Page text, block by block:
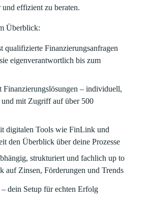
und effizient zu beraten.
Überblick:
qualifizierte Finanzierungsanfragen
eigenverantwortlich bis zum
Finanzierungslösungen – individuell,
und mit Zugriff auf über 500
digitalen Tools wieFinLink und
den Überblick über deine Prozesse
strukturiert und fachlich up to
auf Zinsen, Förderungen und Trends
dein Setup für echten Erfolg